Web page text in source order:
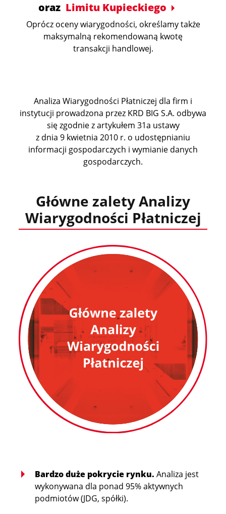
oraz Limitu Kupieckiego
Oprócz oceny wiarygodności, określamy także
maksymalną rekomendowaną kwotę
transakcji handlowej.
Analiza Wiarygodności Płatniczej dla firm i
instytucji prowadzona przez KRD BIG S.A. odbywa
się zgodnie z artykułem 31a ustawy
z dnia 9 kwietnia 2010 r. o udostępnianiu
informacji gospodarczych i wymianie danych
gospodarczych.
Główne zalety Analizy
Wiarygodności Płatniczej
Bardzo duże pokrycie rynku. Analiza jest
wykonywana dla ponad 95% aktywnych
podmiotów (JDG, spółki).